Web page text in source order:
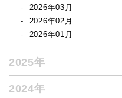
2026年03月
2026年02月
2026年01月
2025年
2024年